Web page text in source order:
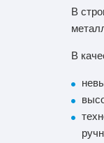
В
В